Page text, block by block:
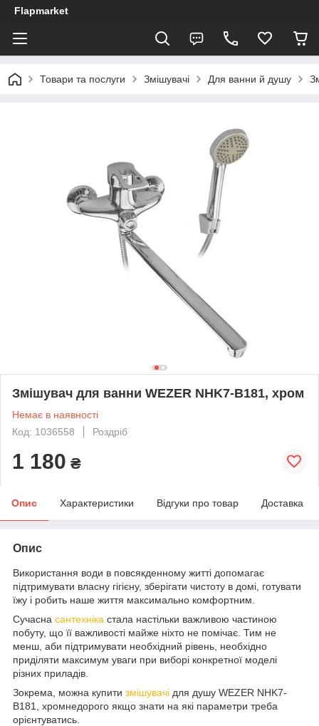
Flapmarket
Товари та послуги Змішувачі Для ванни й душу
Змішувач для ванни WEZER NHK7-B181, хром
Немає в наявності
Код: 1036558
Роздріб
1 180 ₴
Опис Характеристики Відгуки про товар Доставка
Опис
Використання води в повсякденному житті допомагає
підтримувати власну гігієну, зберігати чистоту в домі, готувати
їжу і робить наше життя максимально комфортним.
Сучасна сантехніка стала настільки важливою частиною
побуту, що її важливості майже ніхто не помічає. Тим не
менш, аби підтримувати необхідний рівень, необхідно
приділяти максимум уваги при виборі конкретної моделі
різних приладів.
Зокрема, можна купити змішувачі для душу WEZER NHK7-
B181, хромнедорого якщо знати на які параметри треба
орієнтуватись.